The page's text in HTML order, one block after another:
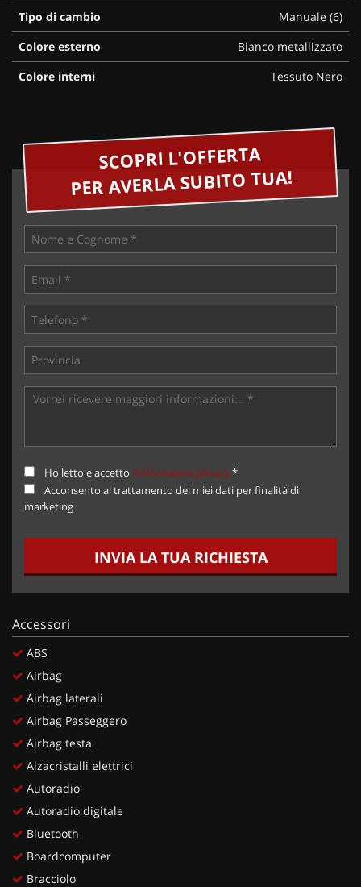
Tipo di cambio
Manuale (6)
Colore esterno
Bianco metallizzato
Colore interni
Tessuto Nero
SCOPRI L'OFFERTA
PER AVERLA SUBITO TUA!
Ho letto e accetto l'informativa privacy*
Acconsento al trattamento dei miei dati per finalità di
marketing
INVIA LA TUA RICHIESTA
Accessori
ABS
Airbag
Airbag laterali
Airbag Passeggero
Airbag testa
Alzacristalli elettrici
Autoradio
Autoradio digitale
Bluetooth
Boardcomputer
Bracciolo